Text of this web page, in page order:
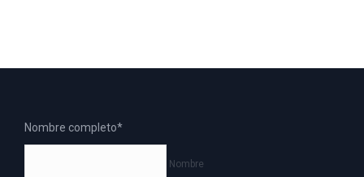
Nombre completo*
Nombre